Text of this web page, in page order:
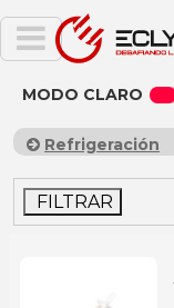
MODO CLARO
Refrigeración
FILTRAR